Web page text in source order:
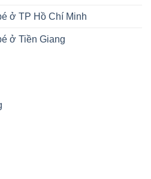
ở TP Hồ Chí Minh
ở Tiền Giang